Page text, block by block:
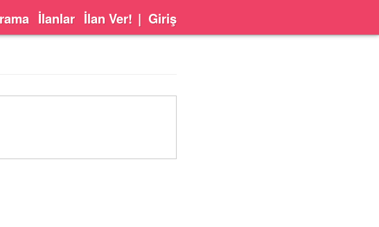
İlanlar İlan Ver! | Giriş